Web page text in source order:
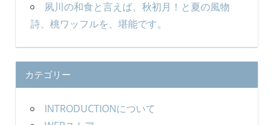
夙川の和食と言えば、秋初月！と夏の風物
詩、桃ワッフルを、堪能です。
カテゴリー
INTRODUCTIONについて